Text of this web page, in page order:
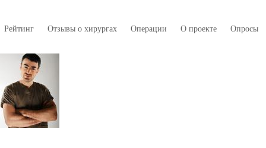
Рейтинг Отзывы о хирургах Операции О проекте Опросы
Страницы